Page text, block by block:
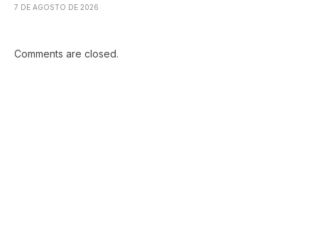
7 DE AGOSTO DE 2026
Comments are closed.